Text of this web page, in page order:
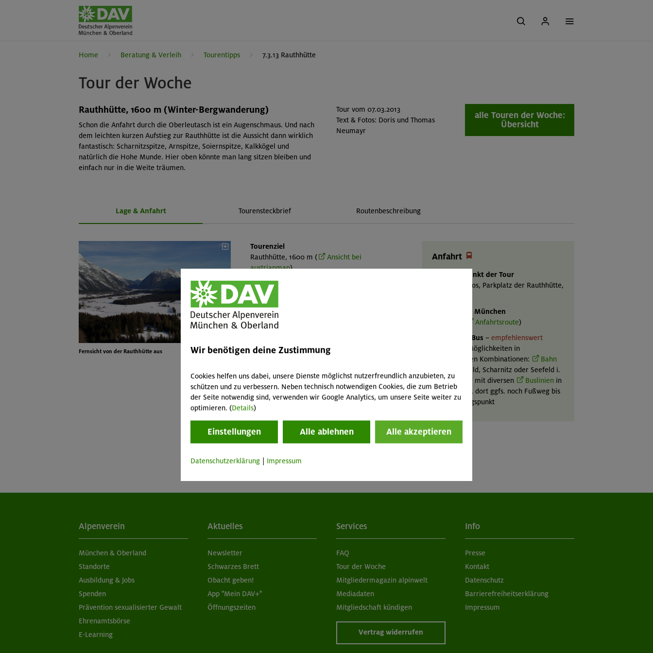
Home Beratung & Verleih Tourentipps 7.3.13 Rauthhütte
Tour der Woche
Rauthhütte, 1600 m (Winter-Bergwanderung)
Schon die Anfahrt durch die Oberleutasch ist ein Augenschmaus. Und nach
dem leichten kurzen Aufstieg zur Rauthhütte ist die Aussicht dann wirklich
fantastisch: Scharnitzspitze, Arnspitze, Soiernspitze, Kalkkögel und
natürlich die Hohe Munde. Hier oben könnte man lang sitzen bleiben und
einfach nur in die Weite träumen.
Tour vom 07.03.2013
Text & Fotos: Doris und Thomas
Neumayr
alle Touren der Woche:
Übersicht
Lage & Anfahrt Tourensteckbrief Routenbeschreibung
Fernsicht von der Rauthhütte aus
Tourenziel
Rauthhütte, 1600 m (
Ansicht bei
austrianmap)
Gebirgsgruppe
Mieminger Kette
Talort
Leutasch, Ortsteil Moos, 1170 m
AV-Karte 4/3 „Wettersteingebirge, Mieminger
Kette“, Östliches Blatt, 1:25.000
Anfahrt 
Ausgangspunkt der Tour
Leutasch Moos, Parkplatz der Rauthhütte,
Mit Auto ab München
Anfahrtsroute)
Mit Bahn & Bus – empfehlenswert
Zahlreiche Möglichkeiten in
verschiedenen Kombinationen:
Bahn
bis Mittenwald, Scharnitz oder Seefeld i.
T. und weiter mit diversen
Buslinienin
die Leutasch, dort ggfs. noch Fußweg bis
zum Ausgangspunkt
Alpenverein
München & Oberland
Standorte
Ausbildung & Jobs
Spenden
Prävention sexualisierter Gewalt
Ehrenamtsbörse
E-Learning
Aktuelles
Newsletter
Schwarzes Brett
Obacht geben!
App "Mein DAV+"
Öffnungszeiten
Services
FAQ
Tour der Woche
Mitgliedermagazin alpinwelt
Mediadaten
Mitgliedschaft kündigen
Vertrag widerrufen
Info
Presse
Kontakt
Datenschutz
Barrierefreiheitserklärung
Impressum
Wir benötigen deine Zustimmung
Cookies helfen uns dabei, unsere Dienste möglichst nutzerfreundlich anzubieten, zu
schützen und zu verbessern. Neben technisch notwendigen Cookies, die zum Betrieb
der Seite notwendig sind, verwenden wir Google Analytics, um unsere Seite weiter zu
optimieren. (Details)
Einstellungen Alle ablehnen Alle akzeptieren
Datenschutzerklärung | Impressum